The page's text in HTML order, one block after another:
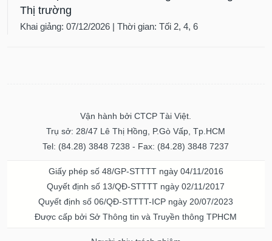
Thị trường
Khai giảng: 07/12/2026 | Thời gian: Tối 2, 4, 6
Vận hành bởi CTCP Tài Việt.
Trụ sở: 28/47 Lê Thị Hồng, P.Gò Vấp, Tp.HCM
Tel: (84.28) 3848 7238 - Fax: (84.28) 3848 7237
Giấy phép số 48/GP-STTTT ngày 04/11/2016
Quyết định số 13/QĐ-STTTT ngày 02/11/2017
Quyết định số 06/QĐ-STTTT-ICP ngày 20/07/2023
Được cấp bởi Sở Thông tin và Truyền thông TPHCM